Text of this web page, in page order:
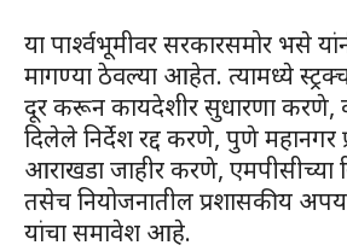
या पार्श्वभूमीवर सरकारसमोर भसे
मागण्या ठेवल्या आहेत. त्यामध्ये
दूर करून कायदेशीर सुधारणा करणे,
दिलेले निर्देश रद्द करणे, पुणे महानगर
आराखडा जाहीर करणे, एमपीसीच्या
तसेच नियोजनातील प्रशासकीय
यांचा समावेश आहे.